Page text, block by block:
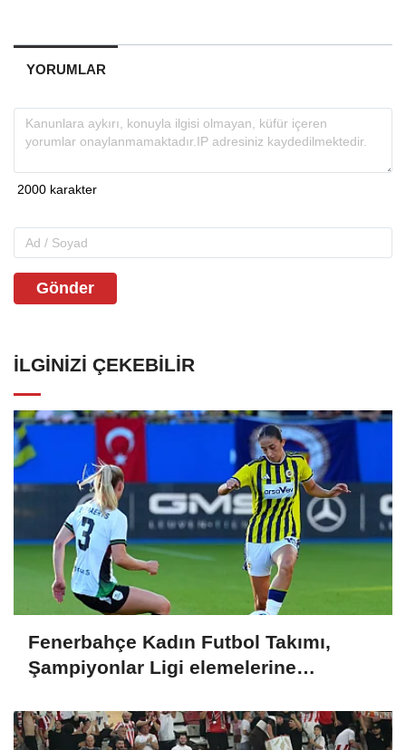
YORUMLAR
Gönder
İLGINIZI ÇEKEBILIR
Fenerbahçe Kadın Futbol Takımı,
Şampiyonlar Ligi elemelerine